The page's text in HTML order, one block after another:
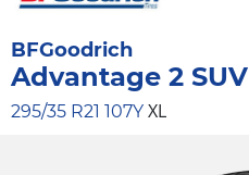
BFGoodrich
Advantage 2 SUV
295/35 R21 107Y XL